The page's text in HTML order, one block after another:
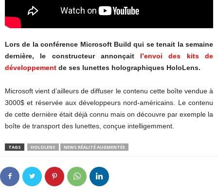
Lors de la conférence Microsoft Build qui se tenait la semaine
dernière, le constructeur annonçait l’envoi des kits de
développement de ses lunettes holographiques HoloLens.
Microsoft vient d’ailleurs de diffuser le contenu cette boîte vendue à
3000$ et réservée aux développeurs nord-américains. Le contenu
de cette dernière était déjà connu mais on découvre par exemple la
boîte de transport des lunettes, conçue intelligemment.
TAGS HOLOLENS NEWS RÉALITÉ AUGMENTÉE